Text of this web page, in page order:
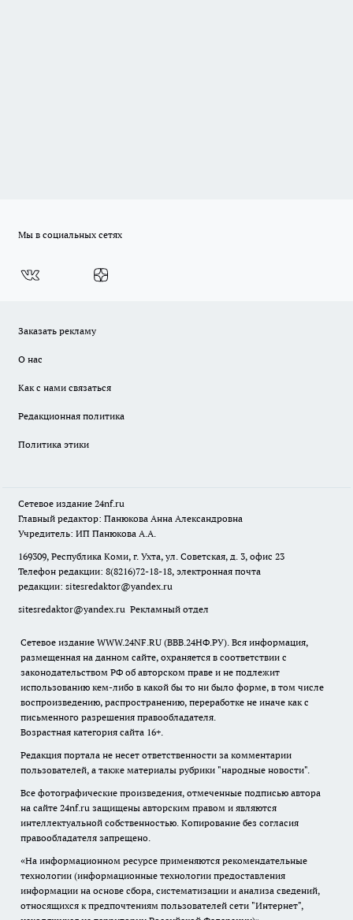
Мы в социальных сетях
Заказать рекламу
О нас
Как с нами связаться
Редакционная политика
Политика этики
Сетевое издание 24nf.ru
Главный редактор: Панюкова Анна Александровна
Учредитель: ИП Панюкова А.А.
169309, Республика Коми, г. Ухта, ул. Советская, д. 3, офис 23
Телефон редакции: 8(8216)72-18-18, электронная почта
редакции: sitesredaktor@yandex.ru
sitesredaktor@yandex.ru Рекламный отдел
Сетевое издание WWW.24NF.RU (ВВВ.24НФ.РУ). Вся информация,
размещенная на данном сайте, охраняется в соответствии с
законодательством РФ об авторском праве и не подлежит
использованию кем-либо в какой бы то ни было форме, в том числе
воспроизведению, распространению, переработке не иначе как с
письменного разрешения правообладателя.
Возрастная категория сайта 16+.
Редакция портала не несет ответственности за комментарии
пользователей, а также материалы рубрики "народные новости".
Все фотографические произведения, отмеченные подписью автора
на сайте 24nf.ru защищены авторским правом и являются
интеллектуальной собственностью. Копирование без согласия
правообладателя запрещено.
«На информационном ресурсе применяются рекомендательные
технологии (информационные технологии предоставления
информации на основе сбора, систематизации и анализа сведений,
относящихся к предпочтениям пользователей сети "Интернет",